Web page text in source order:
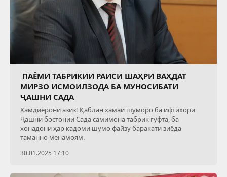
ПАЁМИ ТАБРИКИИ РАИСИ ШАҲРИ ВАҲДАТ
МИРЗО ИСМОИЛЗОДА БА МУНОСИБАТИ
ҶАШНИ САДА
Ҳамдиёрони азиз! Қаблан ҳамаи шуморо ба ифтихори
Ҷашни бостонии Сада самимона табрик гуфта, ба
хонадони ҳар кадоми шумо файзу баракати зиёда
таманно менамоям.
30.01.2025 17:10